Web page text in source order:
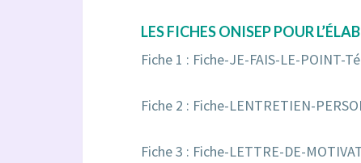
LES FICHES ONISEP POUR
Fiche 1 : Fiche-JE-FAIS-LE-POINT-
Fiche 2 : Fiche-LENTRETIEN-
Fiche 3 : Fiche-LETTRE-DE-